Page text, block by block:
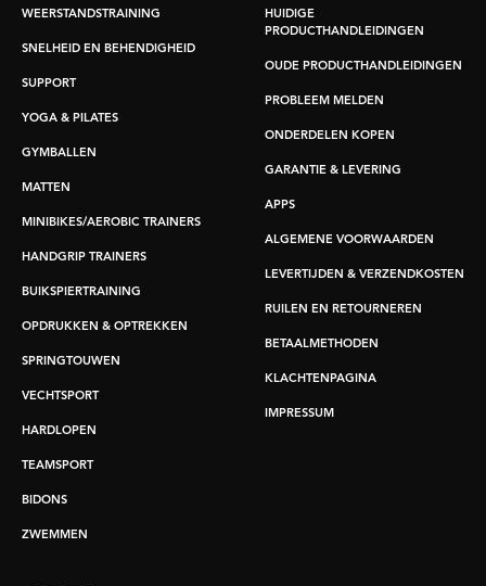
WEERSTANDSTRAINING
SNELHEID EN BEHENDIGHEID
SUPPORT
YOGA & PILATES
GYMBALLEN
MATTEN
MINIBIKES/AEROBIC TRAINERS
HANDGRIP TRAINERS
BUIKSPIERTRAINING
OPDRUKKEN & OPTREKKEN
SPRINGTOUWEN
VECHTSPORT
HARDLOPEN
TEAMSPORT
BIDONS
ZWEMMEN
HUIDIGE
PRODUCTHANDLEIDINGEN
OUDE PRODUCTHANDLEIDINGEN
PROBLEEM MELDEN
ONDERDELEN KOPEN
GARANTIE & LEVERING
APPS
ALGEMENE VOORWAARDEN
LEVERTIJDEN & VERZENDKOSTEN
RUILEN EN RETOURNEREN
BETAALMETHODEN
KLACHTENPAGINA
IMPRESSUM